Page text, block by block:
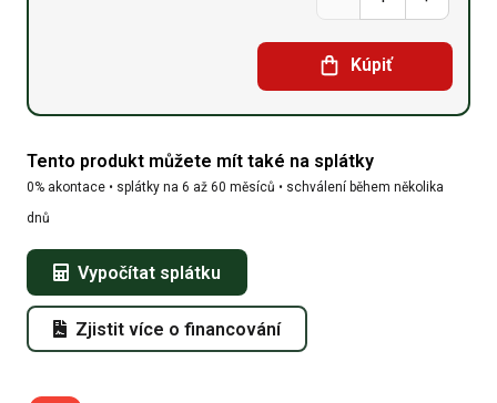
hala
18,3m
31,72m
Kúpiť
Tento produkt můžete mít také na splátky
0% akontace • splátky na 6 až 60 měsíců • schválení během několika
dnů
Vypočítat splátku
Zjistit více o financování